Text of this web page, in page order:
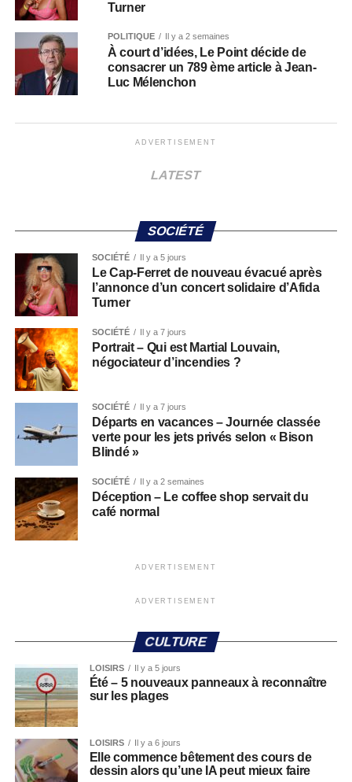
Turner
POLITIQUE Il y a 2 semaines
À court d’idées, Le Point décide de
consacrer un 789 ème article à Jean-
Luc Mélenchon
ADVERTISEMENT
LATEST
SOCIÉTÉ
SOCIÉTÉ Il y a 5 jours
Le Cap-Ferret de nouveau évacué après
l’annonce d’un concert solidaire d’Afida
Turner
SOCIÉTÉ Il y a 7 jours
Portrait – Qui est Martial Louvain,
négociateur d’incendies ?
SOCIÉTÉ Il y a 7 jours
Départs en vacances – Journée classée
verte pour les jets privés selon « Bison
Blindé »
SOCIÉTÉ Il y a 2 semaines
Déception – Le coffee shop servait du
café normal
ADVERTISEMENT
ADVERTISEMENT
CULTURE
LOISIRS Il y a 5 jours
Été – 5 nouveaux panneaux à reconnaître
sur les plages
LOISIRS Il y a 6 jours
Elle commence bêtement des cours de
dessin alors qu’une IA peut mieux faire